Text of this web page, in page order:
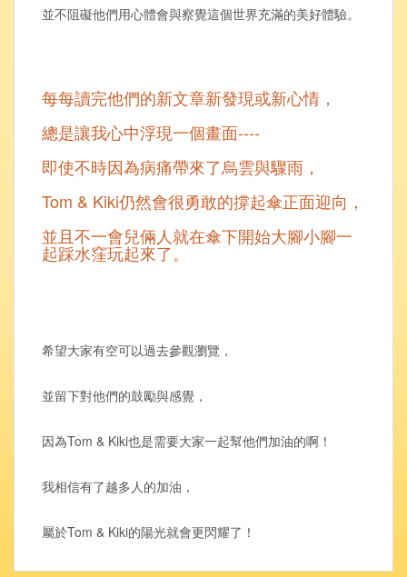
並不阻礙他們用心體會與察覺這個世界充滿的美好體驗。
每每讀完他們的新文章新發現或新心情，
總是讓我心中浮現一個畫面----
即使不時因為病痛帶來了烏雲與驟雨，
Tom & Kiki仍然會很勇敢的撐起傘正面迎向，
並且不一會兒倆人就在傘下開始大腳小腳一
起踩水窪玩起來了。
希望大家有空可以過去參觀瀏覽，
並留下對他們的鼓勵與感覺，
因為Tom & Kiki也是需要大家一起幫他們加油的啊！
我相信有了越多人的加油，
屬於Tom & Kiki的陽光就會更閃耀了！